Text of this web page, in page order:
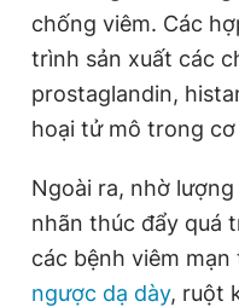
Đặt báo Quảng cáo
Phó tổng biên tập thường
Phó tổng biên tập: Lâm
Phó tổng biên tập: Trần
Giấy phép xuất bản số
© 2003-2026 Bản quyền
chép dưới mọi hình thức
bản. Phát triển bởi ePi
chống viêm. Các
trình sản xuất các
prostaglandin,
hoại tử mô trong
Ngoài ra, nhờ
nhãn thúc đẩy quá
các bệnh viêm
ngược dạ dày, ruột